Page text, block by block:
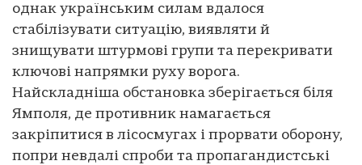
однак українським силам вдалося
стабілізувати ситуацію, виявляти й
знищувати штурмові групи та перекривати
ключові напрямки руху ворога.
Найскладніша обстановка зберігається біля
Ямполя, де противник намагається
закріпитися в лісосмугах і прорвати оборону,
попри невдалі спроби та пропагандистські